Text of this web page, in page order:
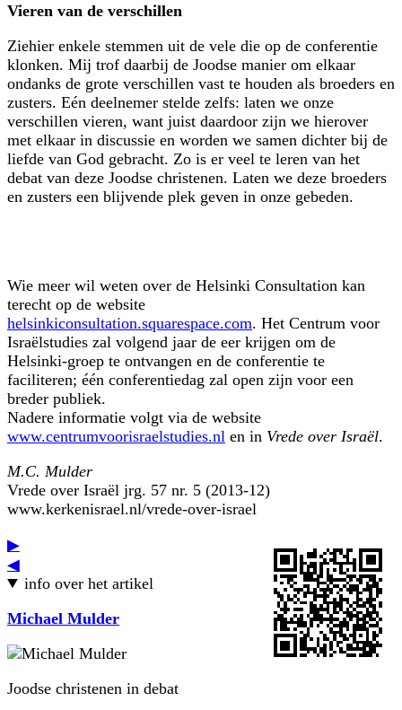
Vieren van de verschillen
Ziehier enkele stemmen uit de vele die op de conferentie
klonken. Mij trof daarbij de Joodse manier om elkaar
ondanks de grote verschillen vast te houden als broeders en
zusters. Eén deelnemer stelde zelfs: laten we onze
verschillen vieren, want juist daardoor zijn we hierover
met elkaar in discussie en worden we samen dichter bij de
liefde van God gebracht. Zo is er veel te leren van het
debat van deze Joodse christenen. Laten we deze broeders
en zusters een blijvende plek geven in onze gebeden.
Wie meer wil weten over de Helsinki Consultation kan
terecht op de website
helsinkiconsultation.squarespace.com. Het Centrum voor
Israëlstudies zal volgend jaar de eer krijgen om de
Helsinki-groep te ontvangen en de confe­rentie te
faciliteren; één conferentiedag zal open zijn voor een
breder publiek.
Nadere informatie volgt via de website
www.centrumvoorisraelstudies.nl en in Vrede over Israël.
M.C. Mulder
Vrede over Israël jrg. 57 nr. 5 (2013-12)
www.kerkenisrael.nl/vrede-over-israel
▶
◀
info over het artikel
Michael Mulder
Joodse christenen in debat